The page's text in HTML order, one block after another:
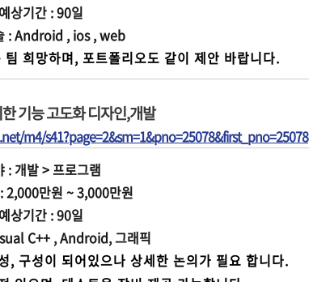
예상기간 : 90일
: Android , ios , web
희망하며, 포트폴리오도 같이 제안 바랍니다.
기능 고도화 디자인,개발
m4/s41?page=2&sm=1&pno=25078&first_pno=25078
: 개발 > 프로그램
2,000만원 ~ 3,000만원
예상기간 : 90일
C++ , Android, 그래픽
, 구성이 되어있으나 상세한 논의가 필요 합니다.